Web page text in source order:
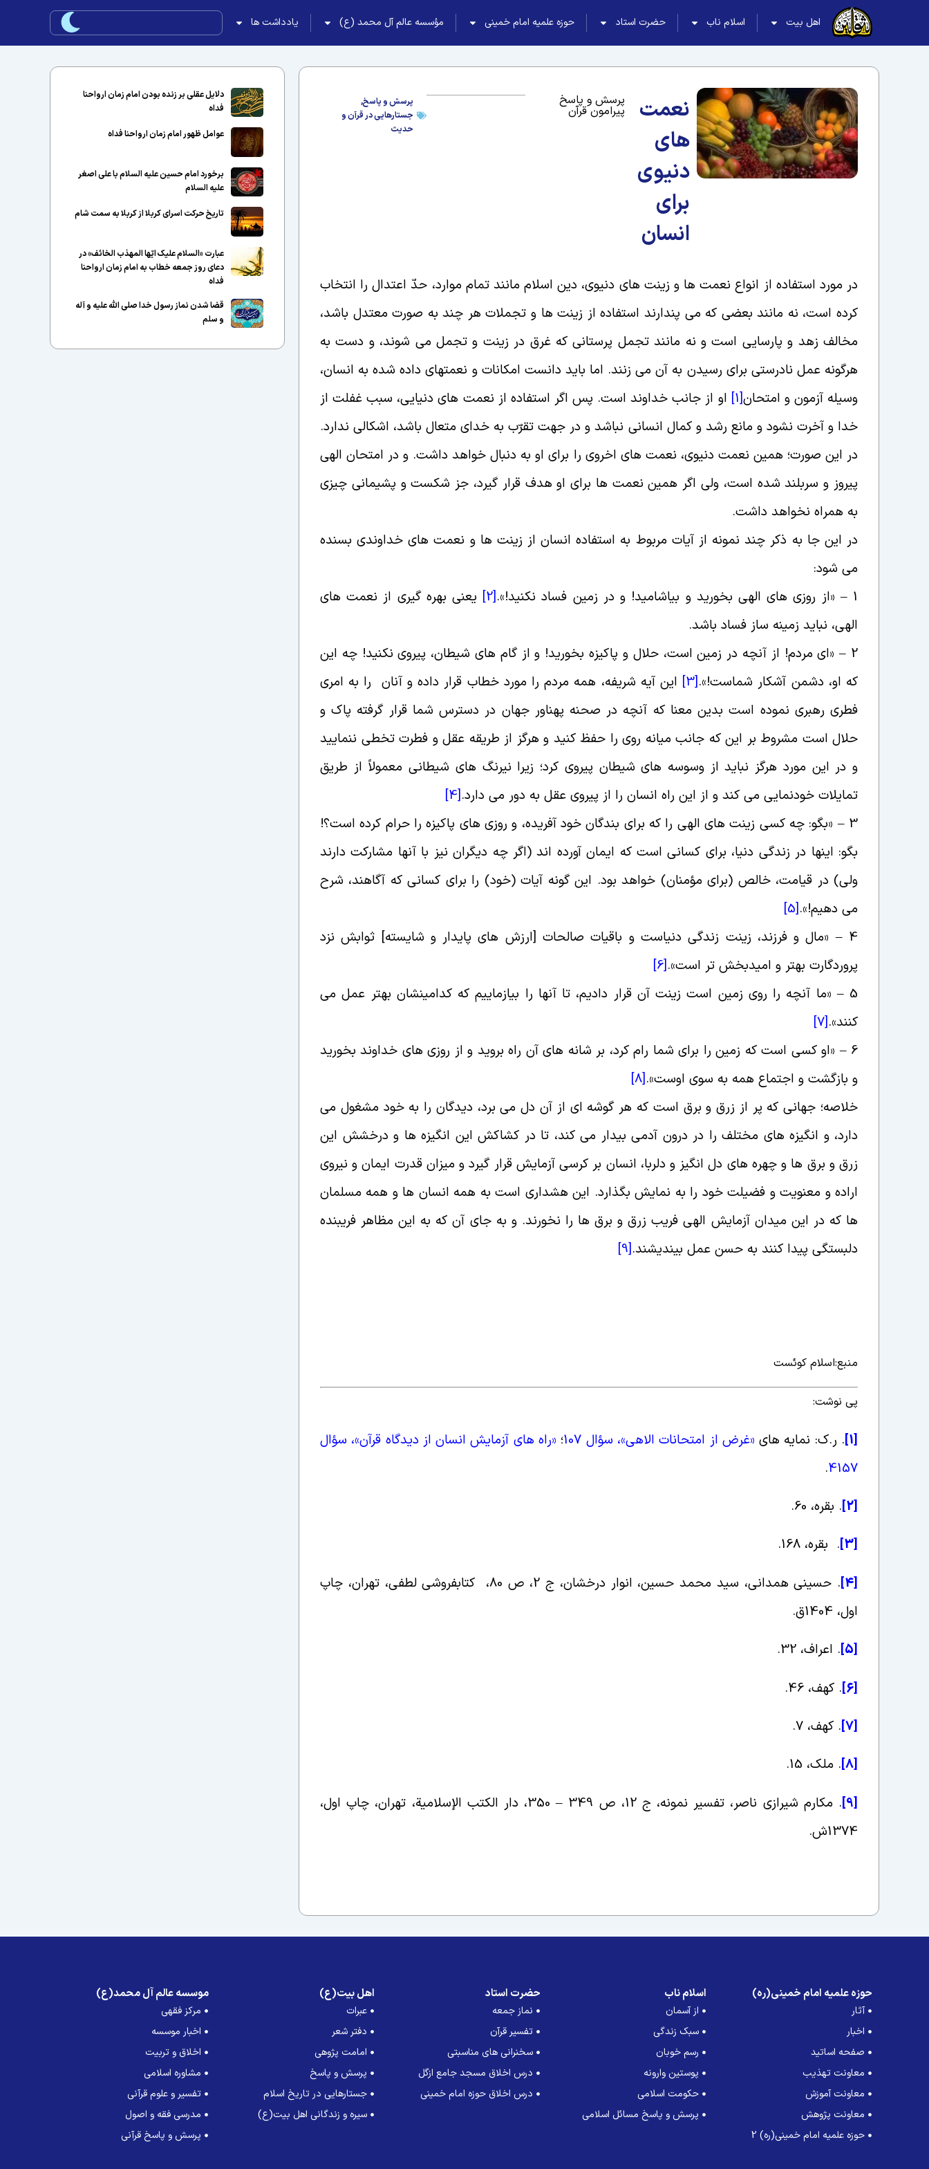
اهل بیت اسلام ناب حضرت استاد حوزه علمیه امام خمینی مؤسسه عالم آل محمد (ع) یادداشت ها
نعمت
های
دنیوی
برای
انسان
پرسش و پاسخ
پیرامون قرآن
پرسش و پاسخ,
جستارهایی در قرآن و
حدیث
در مورد استفاده از انواع نعمت ها و زینت های دنیوی، دین اسلام مانند تمام موارد، حدّ اعتدال را انتخاب
کرده است، نه مانند بعضی که می پندارند استفاده از زینت ها و تجملات هر چند به صورت معتدل باشد،
مخالف زهد و پارسایی است و نه مانند تجمل پرستانی که غرق در زینت و تجمل می شوند، و دست به
هرگونه عمل نادرستی برای رسیدن به آن می زنند. اما باید دانست امکانات و نعمت‏هاى داده شده به انسان،
وسیله آزمون و امتحان[1]
او از جانب خداوند است. پس اگر استفاده از نعمت های دنیایی، سبب غفلت از
خدا و آخرت نشود و مانع رشد و کمال انسانی نباشد و در جهت تقرّب به خدای متعال باشد، اشکالی ندارد.
در این صورت؛ همین نعمت دنیوی، نعمت های اخروی را برای او به دنبال خواهد داشت. و در امتحان الهی
پیروز و سربلند شده است، ولی اگر همین نعمت ها برای او هدف قرار گیرد، جز شکست و پشیمانی چیزی
به همراه نخواهد داشت.
در این جا به ذکر چند نمونه از آیات مربوط به استفاده انسان از زینت ها و نعمت های خداوندی بسنده
می شود:
1 – «
از روزی هاى الهى بخورید و بیاشامید! و در زمین فساد نکنید!».
[2]
یعنی بهره گیرى از نعمت هاى
الهى، نباید زمینه ساز فساد باشد.
2 – «
اى مردم! از آنچه در زمین است، حلال و پاکیزه بخورید! و از گام هاى شیطان، پیروى نکنید! چه این
که او، دشمن آشکار شماست!».
[3]
این آیه شریفه، همه مردم را مورد خطاب قرار داده و آنان را به امرى
فطرى رهبرى نموده است بدین معنا که آنچه در صحنه پهناور جهان در دسترس شما قرار گرفته پاک و
حلال است مشروط بر این که جانب میانه روى را حفظ کنید و هرگز از طریقه عقل و فطرت تخطى ننمایید
و در این مورد هرگز نباید از وسوسه هاى شیطان پیروى کرد؛ زیرا نیرنگ هاى شیطانى معمولاً از طریق
تمایلات خودنمایى می کند و از این راه انسان را از پیروى عقل به دور می دارد.
[4]
3 – «
بگو: چه کسى زینت هاى الهى را که براى بندگان خود آفریده، و روزی هاى پاکیزه را حرام کرده است؟!
بگو: اینها در زندگى دنیا، براى کسانى است که ایمان آورده اند (اگر چه دیگران نیز با آنها مشارکت دارند
ولى) در قیامت، خالص (براى مؤمنان) خواهد بود. این گونه آیات (خود) را براى کسانى که آگاهند، شرح
می دهیم!».
[5]
4 – «
مال و فرزند، زینت زندگى دنیاست و باقیات صالحات [ارزش هاى پایدار و شایسته‏] ثوابش نزد
پروردگارت بهتر و امیدبخش تر است».
[6]
5 – «
ما آنچه را روى زمین است زینت آن قرار دادیم، تا آنها را بیازماییم که کدامینشان بهتر عمل می
کنند».
[7]
6 – «
او کسى است که زمین را براى شما رام کرد، بر شانه هاى آن راه بروید و از روزی هاى خداوند بخورید
و بازگشت و اجتماع همه به سوى اوست».
[8]
خلاصه؛ جهانى که پر از زرق و برق است که هر گوشه اى از آن دل می برد، دیدگان را به خود مشغول می
دارد، و انگیزه هاى مختلف را در درون آدمى بیدار می کند، تا در کشاکش این انگیزه ها و درخشش این
زرق و برق ها و چهره هاى دل انگیز و دلربا، انسان بر کرسى آزمایش قرار گیرد و میزان قدرت ایمان و نیروى
اراده و معنویت و فضیلت خود را به نمایش بگذارد. این هشدارى است به همه انسان ها و همه مسلمان
ها که در این میدان آزمایش الهى فریب زرق و برق ها را نخورند. و به جای آن که به این مظاهر فریبنده
دلبستگى پیدا کنند به حسن عمل بیندیشند.
[9]
منبع:اسلام کوئست
پی نوشت:
[1]
.ر.ک: نمایه های «غرض از امتحانات الاهى»، سؤال 107 ؛ «راه های آزمایش انسان از دیدگاه قرآن»، سؤال
4157
.
[2]
. بقره، 60
.
[3]
. بقره، 168
.
[4]
.
حسینى همدانى، سید محمد حسین، انوار درخشان، ج 2، ص 80، کتابفروشى لطفى، تهران، چاپ
اول، 1404ق
.
[5]
. اعراف، 32
.
[6]
. کهف، 46
.
[7]
. کهف، 7
.
[8]
. ملک، 15
.
[9]
.
مکارم شیرازى ناصر، تفسیر نمونه، ج 12، ص 349 – 350، دار الکتب الإسلامیة، تهران، چاپ اول،
1374ش
.
دلایل عقلی بر زنده بودن امام زمان ارواحنا
فداه
عوامل ظهور امام زمان ارواحنا فداه
برخورد امام حسین علیه السلام با علی اصغر
علیه السلام
تاریخ حرکت اسرای کربلا از کربلا به سمت شام
عبارت «السلام علیک ایّها المهذب الخائف» در
دعای روز جمعه خطاب به امام زمان ارواحنا
فداه
قضا شدن نماز رسول خدا صلی الله علیه و آله
و سلم
حوزه علمیه امام خمینی(ره)
آثار
اخبار
صفحه اساتید
معاونت تهذیب
معاونت آموزش
معاونت پژوهش
حوزه علمیه امام خمینی(ره) 2
اسلام ناب
از آسمان
سبک زندگی
رسم خوبان
پوستین وارونه
حکومت اسلامی
پرسش و پاسخ مسائل اسلامی
حضرت استاد
نماز جمعه
تفسیر قرآن
سخنرانی های مناسبتی
درس اخلاق مسجد جامع ازگل
درس اخلاق حوزه امام خمینی
اهل بیت(ع)
عبرات
دفتر شعر
امامت پژوهی
پرسش و پاسخ
جستارهایی در تاریخ اسلام
سیره و زندگانی اهل بیت(ع)
موسسه عالم آل محمد(ع)
مرکز فقهی
اخبار موسسه
اخلاق و تربیت
مشاوره اسلامی
تفسیر و علوم قرآنی
مدرسی فقه و اصول
پرسش و پاسخ قرآنی